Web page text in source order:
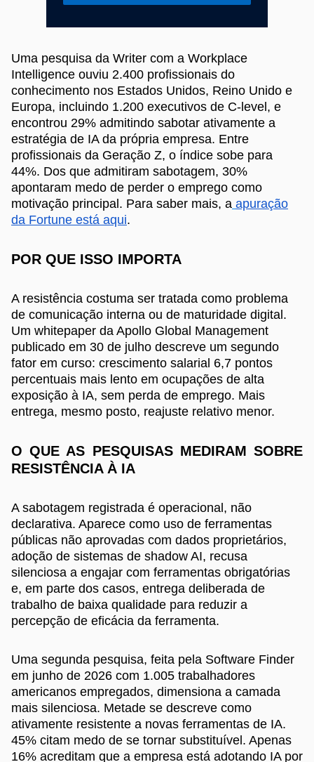
Uma pesquisa da Writer com a Workplace
Intelligence ouviu 2.400 profissionais do
conhecimento nos Estados Unidos, Reino Unido e
Europa, incluindo 1.200 executivos de C-level, e
encontrou 29% admitindo sabotar ativamente a
estratégia de IA da própria empresa. Entre
profissionais da Geração Z, o índice sobe para
44%. Dos que admitiram sabotagem, 30%
apontaram medo de perder o emprego como
motivação principal. Para saber mais, a apuração
da Fortune está aqui.
POR QUE ISSO IMPORTA
A resistência costuma ser tratada como problema
de comunicação interna ou de maturidade digital.
Um whitepaper da Apollo Global Management
publicado em 30 de julho descreve um segundo
fator em curso: crescimento salarial 6,7 pontos
percentuais mais lento em ocupações de alta
exposição à IA, sem perda de emprego. Mais
entrega, mesmo posto, reajuste relativo menor.
O QUE AS PESQUISAS MEDIRAM SOBRE
RESISTÊNCIA À IA
A sabotagem registrada é operacional, não
declarativa. Aparece como uso de ferramentas
públicas não aprovadas com dados proprietários,
adoção de sistemas de shadow AI, recusa
silenciosa a engajar com ferramentas obrigatórias
e, em parte dos casos, entrega deliberada de
trabalho de baixa qualidade para reduzir a
percepção de eficácia da ferramenta.
Uma segunda pesquisa, feita pela Software Finder
em junho de 2026 com 1.005 trabalhadores
americanos empregados, dimensiona a camada
mais silenciosa. Metade se descreve como
ativamente resistente a novas ferramentas de IA.
45% citam medo de se tornar substituível. Apenas
16% acreditam que a empresa está adotando IA por